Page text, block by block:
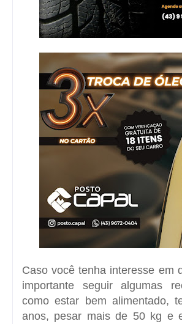
Caso você tenha interesse em
importante seguir algumas
como estar bem alimentado,
anos, pesar mais de 50 kg e